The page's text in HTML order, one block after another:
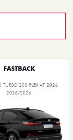
FASTBACK
TURBO 200 FLEX AT 2026
2026/2026